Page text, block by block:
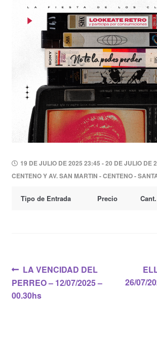
19 DE JULIO DE 2025 23:45 - 20 DE JULIO DE
CENTENO Y AV. SAN MARTIN - CENTENO -
Tipo de Entrada Precio Cant.
Navegación
de
Anterior:
LA VENCIDAD DEL
PERREO – 12/07/2025 –
00.30hs
26/07/